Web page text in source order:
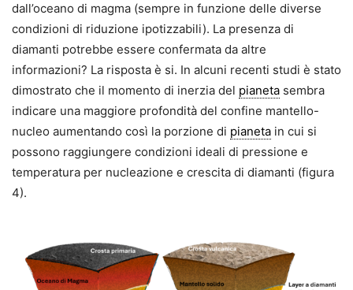
dall’oceano di magma (sempre in funzione delle diverse
condizioni di riduzione ipotizzabili). La presenza di
diamanti potrebbe essere confermata da altre
informazioni? La risposta è si. In alcuni recenti studi è stato
dimostrato che il momento di inerzia del pianeta sembra
indicare una maggiore profondità del confine mantello-
nucleo aumentando così la porzione di pianeta in cui si
possono raggiungere condizioni ideali di pressione e
temperatura per nucleazione e crescita di diamanti (figura
4).